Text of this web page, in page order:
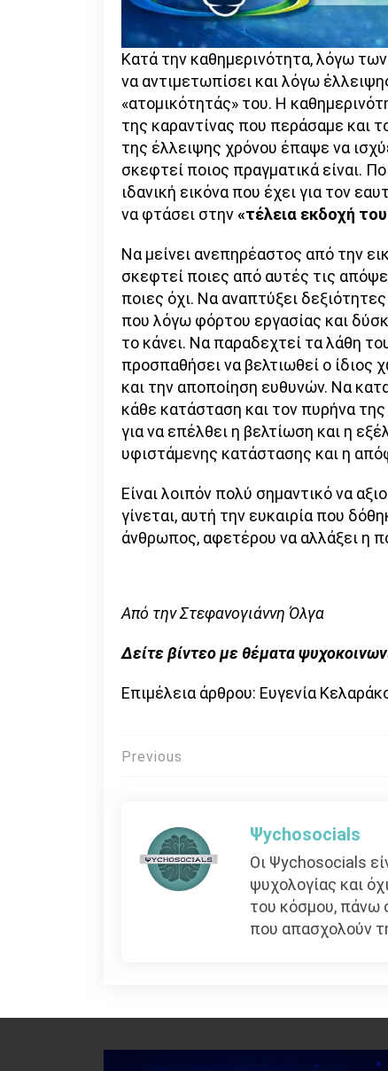
Κατά την καθημερινότητα, λόγω
να αντιμετωπίσει και λόγω
«ατομικότητάς» του. Η
της καραντίνας που περάσαμε και
της έλλειψης χρόνου έπαψε να
σκεφτεί ποιος πραγματικά είναι.
ιδανική εικόνα που έχει για τον
να φτάσει στην«τέλεια εκδοχή
Να μείνει ανεπηρέαστος από την
σκεφτεί ποιες από αυτές τις
ποιες όχι. Να αναπτύξει
που λόγω φόρτου εργασίας και
το κάνει. Να παραδεχτεί τα λάθη
προσπαθήσει να βελτιωθεί ο ίδιος
και την αποποίηση ευθυνών. Να
κάθε κατάσταση και τον πυρήνα
για να επέλθει η βελτίωση και η
υφιστάμενης κατάστασης και η
Είναι λοιπόν πολύ σημαντικό να
γίνεται, αυτή την ευκαιρία που
άνθρωπος, αφετέρου να αλλάξει η
Από την Στεφανογιάννη Όλγα
Δείτε βίντεο με θέματα
Επιμέλεια άρθρου: Ευγενία
Πλοήγηση
Previous
Ψychosocials
Οι Ψychosocials
ψυχολογίας και
του κόσμου, πάνω
που απασχολούν